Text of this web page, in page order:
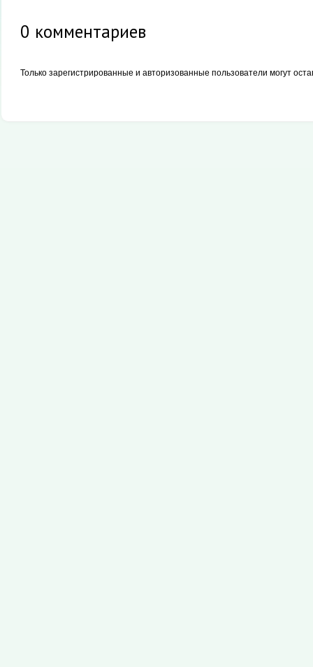
0 комментариев
Только зарегистрированные и авторизованные пользователи могут